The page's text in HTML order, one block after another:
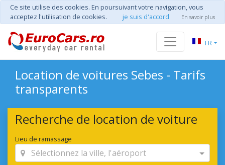
Ce site utilise des cookies. En poursuivant votre navigation, vous
acceptez l'utilisation de cookies.
je suis d'accord En savoir plus
FR
Location de voitures Sebes - Tarifs
transparents
Recherche de location de voiture
Lieu de ramassage
Sélectionnez la ville, l'aéroport